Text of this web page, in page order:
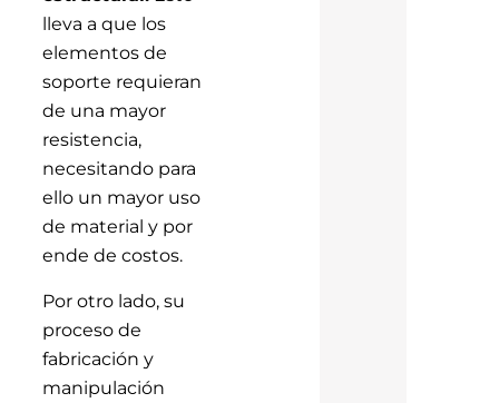
lleva a que los
elementos de
soporte requieran
de una mayor
resistencia,
necesitando para
ello un mayor uso
de material y por
ende de costos.
Por otro lado, su
proceso de
fabricación y
manipulación